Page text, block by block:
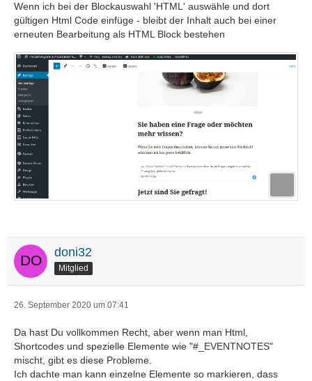
Wenn ich bei der Blockauswahl 'HTML' auswähle und dort
gültigen Html Code einfüge - bleibt der Inhalt auch bei einer
erneuten Bearbeitung als HTML Block bestehen
doni32
Mitglied
26. September 2020 um 07:41
Da hast Du vollkommen Recht, aber wenn man Html,
Shortcodes und spezielle Elemente wie "#_EVENTNOTES"
mischt, gibt es diese Probleme.
Ich dachte man kann einzelne Elemente so markieren, dass